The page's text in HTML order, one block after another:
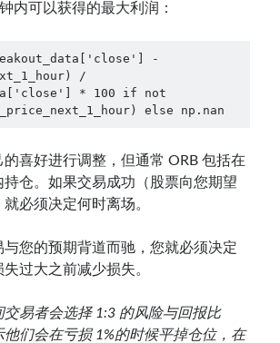
内可以获得的最大利润：
-
/
* 100 if not
else np.nan
喜好进行调整，但通常 ORB 包括在
持仓。如果交易成功（股票向您期望
必须决定何时离场。
您的预期背道而驰，您就必须决定
过大之前减少损失。
交易者会选择 1:3 的风险与回报比
他们会在亏损 1%的时候平掉仓位，在